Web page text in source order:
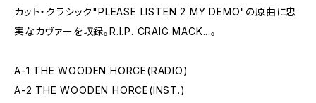
カット・クラシック"PLEASE LISTEN 2 MY DEMO"の原曲に忠
実なカヴァーを収録。R.I.P. CRAIG MACK...。
A-1 THE WOODEN HORCE(RADIO)
A-2 THE WOODEN HORCE(INST.)